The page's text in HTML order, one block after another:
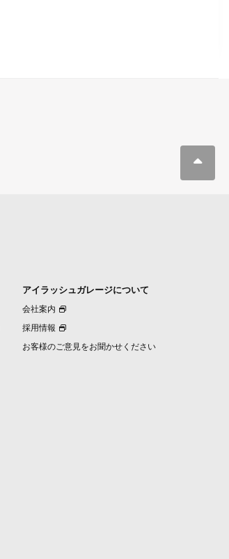
アイラッシュガレージについて
会社案内
採用情報
お客様のご意見をお聞かせください